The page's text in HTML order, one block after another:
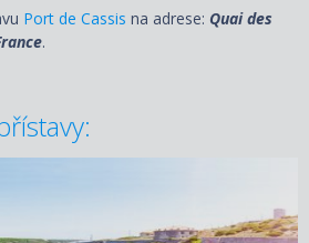
Port de Cassis na adrese: Quai des
.